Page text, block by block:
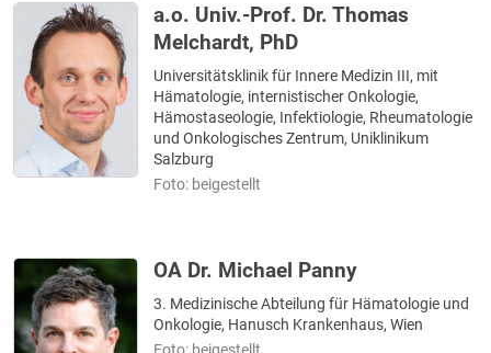
a.o. Univ.-Prof. Dr. Thomas
Melchardt, PhD
Universitätsklinik für Innere Medizin III, mit
Hämatologie, internistischer Onkologie,
Hämostaseologie, Infektiologie, Rheumatologie
und Onkologisches Zentrum, Uniklinikum
Salzburg
Foto: beigestellt
OA Dr. Michael Panny
3. Medizinische Abteilung für Hämatologie und
Onkologie, Hanusch Krankenhaus, Wien